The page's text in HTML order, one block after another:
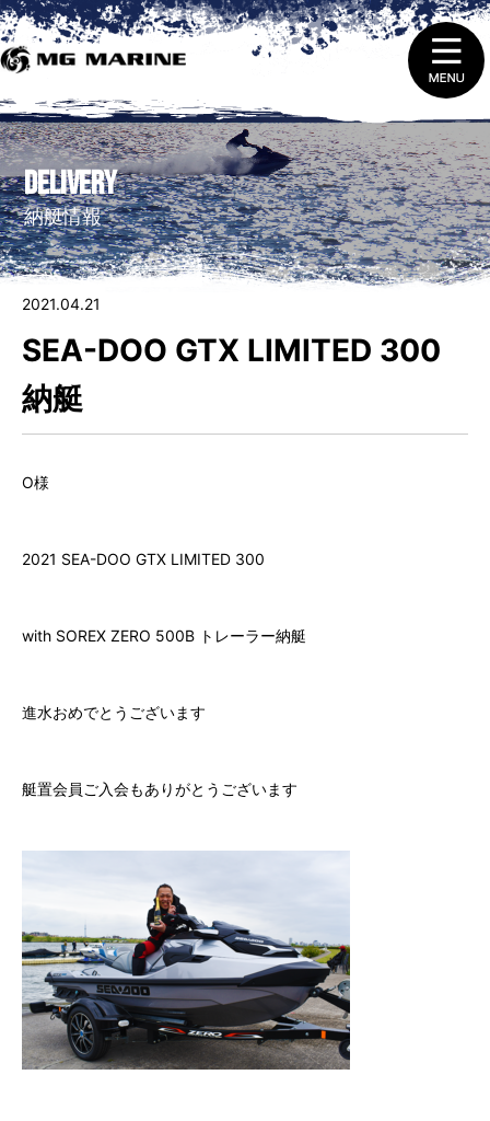
1.ニュース＆トピックス
2.船舶免許取得 ・ 免許証の更新と失効
3.販売（新艇＆中古艇）
5.整備 ・ 修理を依頼する
9.フォトギャラリー
10.
DELIVERY
納艇情報
2021.04.21
SEA-DOO GTX LIMITED 300
納艇
O様
2021 SEA-DOO GTX LIMITED 300
with SOREX ZERO 500B トレーラー納艇
進水おめでとうございます
艇置会員ご入会もありがとうございます